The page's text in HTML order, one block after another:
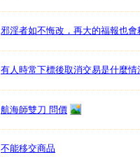
邪淫者如不悔改，再大的福報也會
有人時常下標後取消交易是什麼情
航海師雙刀 問價
不能移交商品